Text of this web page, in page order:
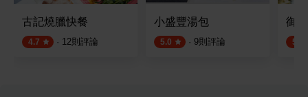
古記燒臘快餐
4.7 · 12則評論
小盛豐湯包
5.0 · 9則評論
御
5.0